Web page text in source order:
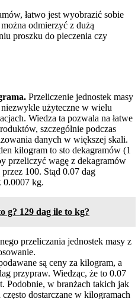
łatwo jest wyobrazić sobie
odmierzyć z dużą
proszku do pieczenia czy
Przeliczenie jednostek masy
użyteczne w wielu
Wiedza ta pozwala na łatwe
szczególnie podczas
danych w większej skali.
kilogram to sto dekagramów (1
przeliczyć wagę z dekagramów
100. Stąd 0.07 dag
0.0007 kg.
g? 129 dag ile to kg?
przeliczania jednostek masy z
są ceny za kilogram, a
przypraw. Wiedząc, że to 0.07
Podobnie, w branżach takich jak
dostarczane w kilogramach